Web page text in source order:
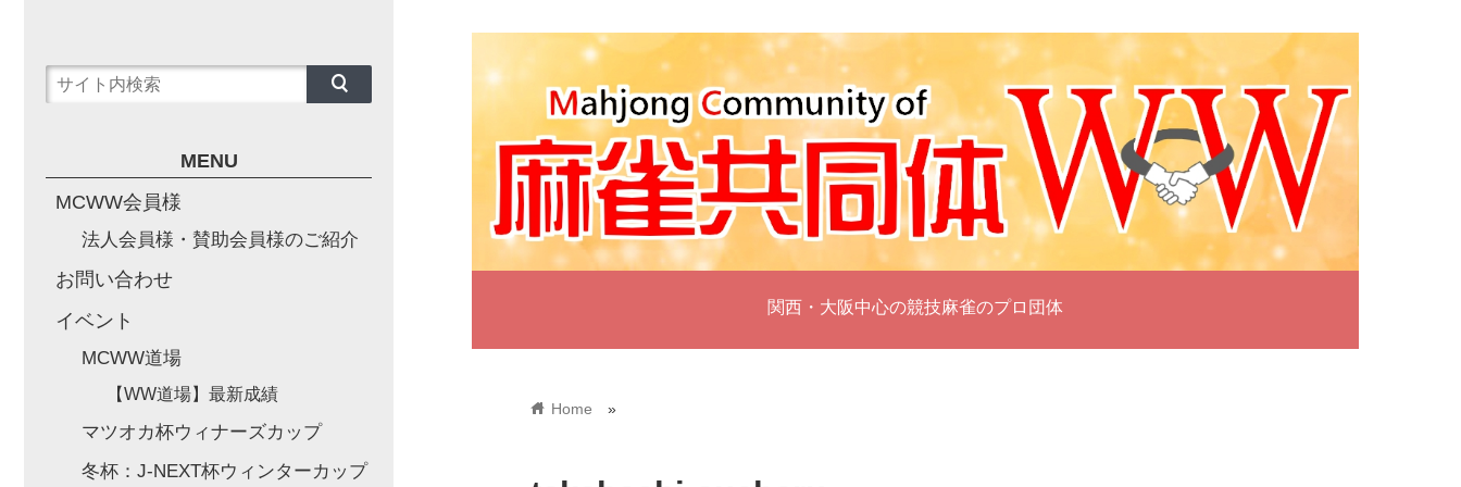
関西・大阪中心の競技麻雀のプロ団体
home Home »
MENU
MCWW会員様
法人会員様・賛助会員様のご紹介
お問い合わせ
イベント
MCWW道場
【WW道場】最新成績
マツオカ杯ウィナーズカップ
冬杯：J-NEXT杯ウィンターカップ